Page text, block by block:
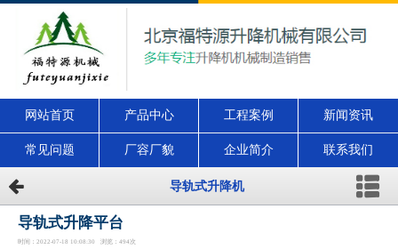
网站首页 产品中心 工程案例 新闻资讯
常见问题 厂容厂貌 企业简介 联系我们
导轨式升降机
导轨式升降平台
时间：2022-07-18 10:08:30 浏览：494次